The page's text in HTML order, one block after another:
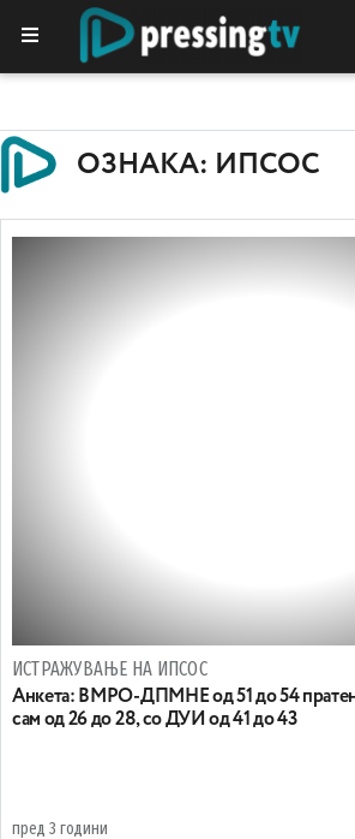
ОЗНАКА: ИПСОС
ИСТРАЖУВАЊЕ НА ИПСОС
Анкета: ВМРО-ДПМНЕ од 51 до 54
сам од 26 до 28, со ДУИ од 41 до 43
пред 3 години